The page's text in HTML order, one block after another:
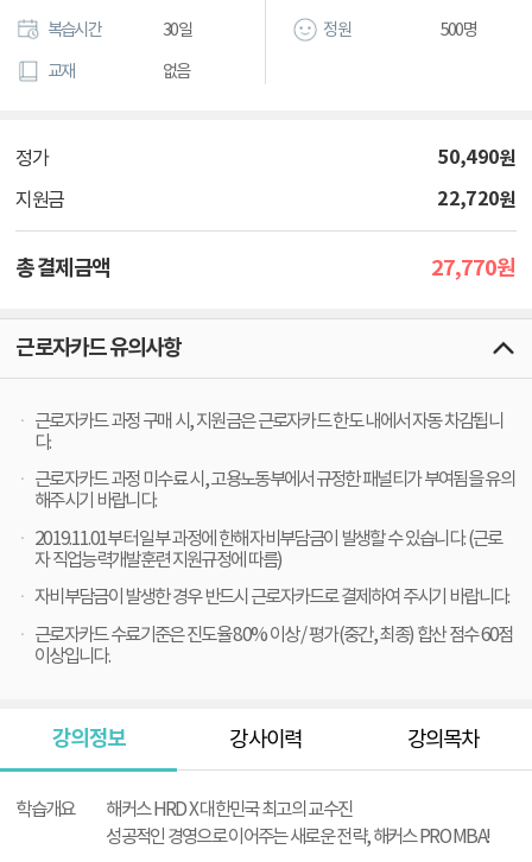
복습시간 30일
교재 없음
정원 500명
정가 50,490원
지원금 22,720원
총 결제금액 27,770원
근로자카드 유의사항
근로자카드 과정 구매 시, 지원금은 근로자카드 한도 내에서 자동 차감됩니
다.
근로자카드 과정 미수료 시, 고용노동부에서 규정한 패널티가 부여됨을 유의
해주시기 바랍니다.
2019.11.01부터 일부 과정에 한해 자비부담금이 발생할 수 있습니다. (근로
자 직업능력개발훈련 지원규정에 따름)
자비부담금이 발생한 경우 반드시 근로자카드로 결제하여 주시기 바랍니다.
근로자카드 수료기준은 진도율 80% 이상 / 평가(중간, 최종) 합산 점수 60점
이상입니다.
강의정보 강사이력 강의목차
학습개요
해커스 HRD X 대한민국 최고의 교수진
성공적인 경영으로 이어주는 새로운 전략, 해커스 PRO MBA!